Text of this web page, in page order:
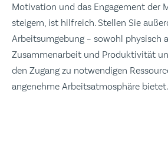
Motivation und das Engagement der
steigern, ist hilfreich. Stellen Sie
Arbeitsumgebung – sowohl physisch
Zusammenarbeit und Produktivität
den Zugang zu notwendigen
angenehme Arbeitsatmosphäre bietet.